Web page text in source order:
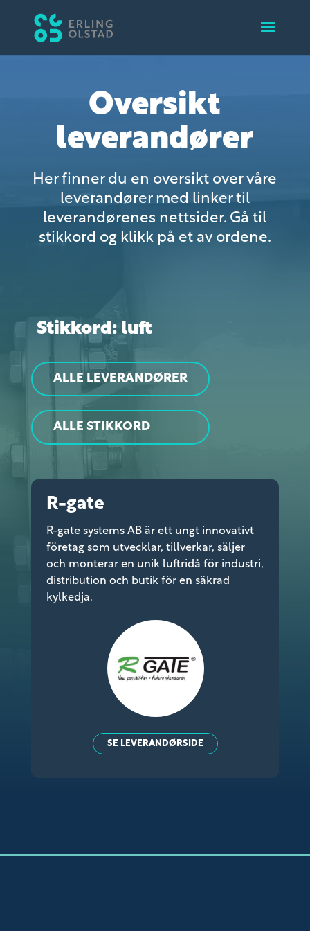
Oversikt
leverandører
Her finner du en oversikt over våre
leverandører med linker til
leverandørenes nettsider. Gå til
stikkord og klikk på et av ordene.
Stikkord: luft
ALLE LEVERANDØRER
ALLE STIKKORD
R-gate
R-gate systems AB är ett ungt innovativt
företag som utvecklar, tillverkar, säljer
och monterar en unik luftridå för industri,
distribution och butik för en säkrad
kylkedja.
SE LEVERANDØRSIDE